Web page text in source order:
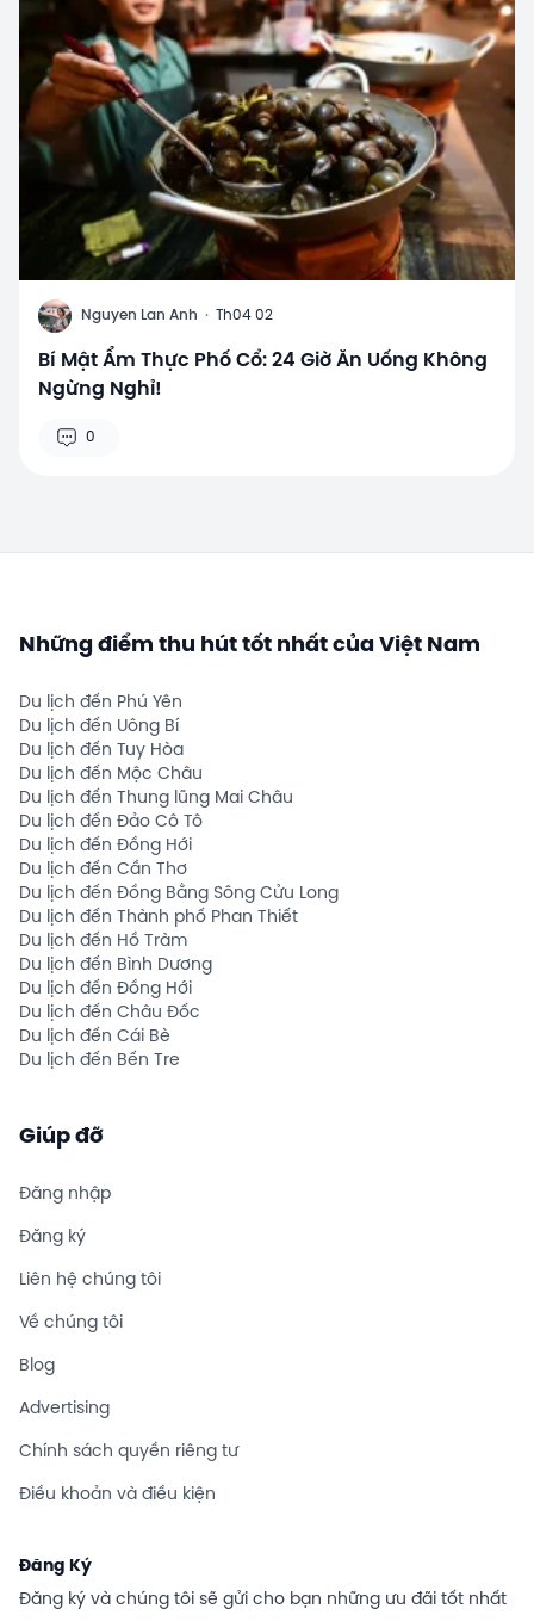
N Nguyen Lan Anh · Th04 02
Bí Mật Ẩm Thực Phố Cổ: 24 Giờ Ăn Uống Không
Ngừng Nghỉ!
0
Những điểm thu hút tốt nhất của Việt Nam
Du lịch đến Phú Yên
Du lịch đến Uông Bí
Du lịch đến Tuy Hòa
Du lịch đến Mộc Châu
Du lịch đến Thung lũng Mai Châu
Du lịch đến Đảo Cô Tô
Du lịch đến Đồng Hới
Du lịch đến Cần Thơ
Du lịch đến Đồng Bằng Sông Cửu Long
Du lịch đến Thành phố Phan Thiết
Du lịch đến Hồ Tràm
Du lịch đến Bình Dương
Du lịch đến Đồng Hới
Du lịch đến Châu Đốc
Du lịch đến Cái Bè
Du lịch đến Bến Tre
Giúp đỡ
Đăng nhập
Đăng ký
Liên hệ chúng tôi
Về chúng tôi
Blog
Advertising
Chính sách quyền riêng tư
Điều khoản và điều kiện
Đăng Ký
Đăng ký và chúng tôi sẽ gửi cho bạn những ưu đãi tốt nhất